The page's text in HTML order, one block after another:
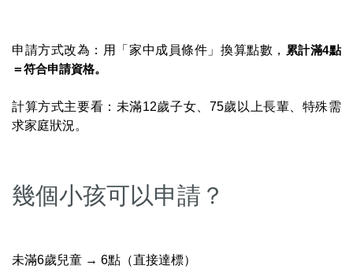
申請方式改為：用「家中成員條件」換算點數， 累計滿4點
＝符合申請資格。
計算方式主要看：未滿12歲子女、75歲以上長輩、特殊需
求家庭狀況。
幾個小孩可以申請？
未滿6歲兒童 → 6點（直接達標）